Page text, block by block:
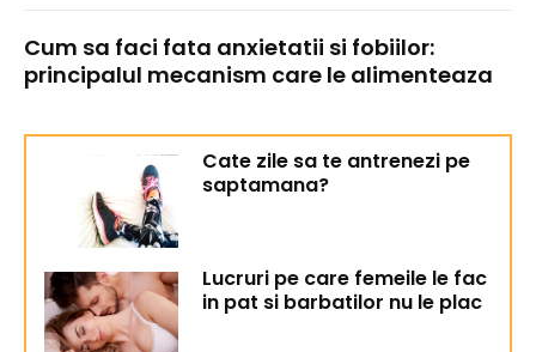
Cum sa faci fata anxietatii si fobiilor:
principalul mecanism care le alimenteaza
Cate zile sa te antrenezi pe
saptamana?
Lucruri pe care femeile le fac
in pat si barbatilor nu le plac